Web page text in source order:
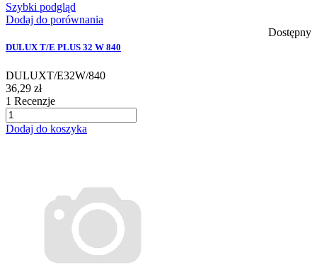
Szybki podgląd
Dodaj do porównania
Dostępny
DULUX T/E PLUS 32 W 840
DULUXT/E32W/840
36,29 zł
1 Recenzje
Dodaj do koszyka